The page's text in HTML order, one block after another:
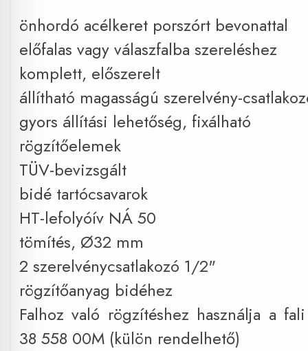
önhordó acélkeret porszórt bevonattal
előfalas vagy válaszfalba szereléshez
komplett, előszerelt
állítható magasságú szerelvény-
gyors állítási lehetőség, fixálható
rögzítőelemek
TÜV-bevizsgált
bidé tartócsavarok
HT-lefolyóív NÁ 50
tömítés, Ø32 mm
2 szerelvénycsatlakozó 1/2"
rögzítőanyag bidéhez
Falhoz való rögzítéshez használja a
38 558 00M (külön rendelhető)